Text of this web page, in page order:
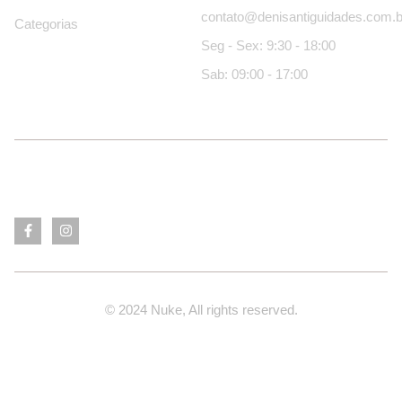
Categorias
Seg - Sex: 9:30 - 18:00
Sab: 09:00 - 17:00
© 2024 Nuke, All rights reserved.